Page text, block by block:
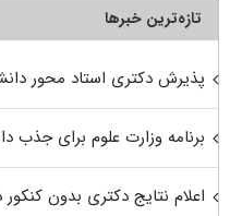
تازه‌ترین خبرها
پذیرش دکتری استاد محور
برنامه وزارت علوم برای جذب
اعلام نتایج دکتری بدون کنکور